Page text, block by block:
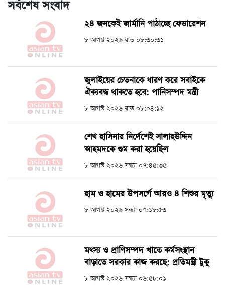
সর্বশেষ সংবাদ
২৪ জনকেই জার্মানি পাঠাচ্ছে ফেডারেশন
৮ আগস্ট ২০২৬ রাত ০৮:৩০:৩১
জুলাইয়ের চেতনাকে ধারণ করে সবাইকে
ঐক্যবদ্ধ থাকতে হবে: পানিসম্পদ মন্ত্রী
৮ আগস্ট ২০২৬ রাত ০৮:০৪:১২
শেখ হাসিনার নির্দেশেই সালাহউদ্দিন
আহমদকে গুম করা হয়েছিল
৮ আগস্ট ২০২৬ সন্ধ্যা ০৭:৪৫:৩৫
হাম ও হামের উপসর্গে আরও ৪ শিশুর মৃত্যু
৮ আগস্ট ২০২৬ সন্ধ্যা ০৭:১৮:৫৩
মৎস্য ও প্রাণিসম্পদ খাতে কর্মসংস্থান
বাড়াতে সরকার কাজ করছে: প্রতিমন্ত্রী টুকু
৮ আগস্ট ২০২৬ সন্ধ্যা ০৬:৫৮:০১